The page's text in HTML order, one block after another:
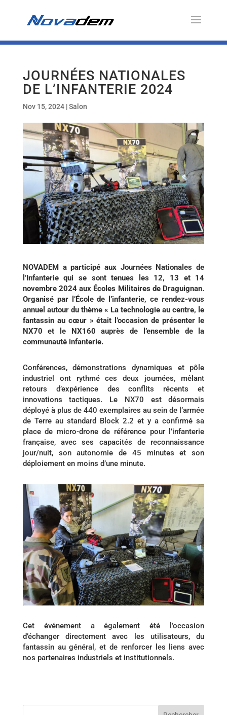
JOURNÉES NATIONALES
DE L’INFANTERIE 2024
Nov 15, 2024|Salon
NOVADEM a participé aux Journées Nationales de
l’Infanterie qui se sont tenues les 12, 13 et 14
novembre 2024 aux Écoles Militaires de Draguignan.
Organisé par l’École de l’infanterie, ce rendez-vous
annuel autour du thème « La technologie au centre, le
fantassin au cœur » était l’occasion de présenter le
NX70 et le NX160 auprès de l’ensemble de la
communauté infanterie.
Conférences, démonstrations dynamiques et pôle
industriel ont rythmé ces deux journées, mêlant
retours d’expérience des conflits récents et
innovations tactiques. Le NX70 est désormais
déployé à plus de 440 exemplaires au sein de l’armée
de Terre au standard Block 2.2 et y a confirmé sa
place de micro-drone de référence pour l’infanterie
française, avec ses capacités de reconnaissance
jour/nuit, son autonomie de 45 minutes et son
déploiement en moins d’une minute.
Cet événement a également été l’occasion
d’échanger directement avec les utilisateurs, du
fantassin au général, et de renforcer les liens avec
nos partenaires industriels et institutionnels.